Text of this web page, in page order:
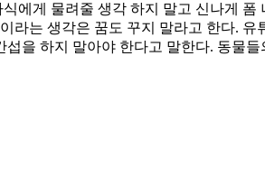
에게 물려줄 생각 하지 말고 신나게
라는 생각은 꿈도 꾸지 말라고 한다.
을 하지 말아야 한다고 말한다. 동물